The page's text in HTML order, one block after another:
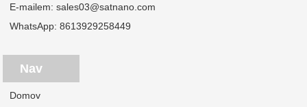
E-mailem:sales03@satnano.com
WhatsApp:8613929258449
Nav
Domov